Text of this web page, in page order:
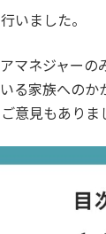
いました。
マネジャー
る家族への
意見もありま